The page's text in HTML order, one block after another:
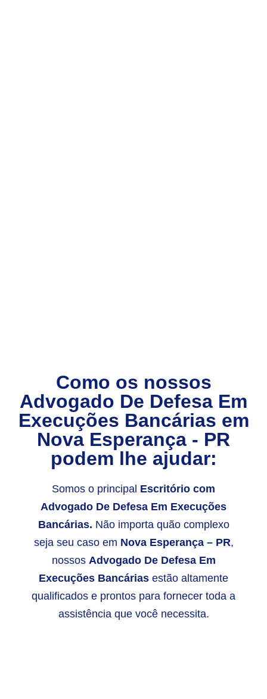
Como os nossos
Advogado De Defesa Em
Execuções Bancárias em
Nova Esperança - PR
podem lhe ajudar:
Somos o principal Escritório com
Advogado De Defesa Em Execuções
Bancárias. Não importa quão complexo
seja seu caso em Nova Esperança – PR,
nossos Advogado De Defesa Em
Execuções Bancárias estão altamente
qualificados e prontos para fornecer toda a
assistência que você necessita.